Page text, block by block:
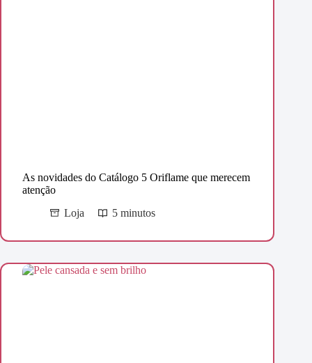
As novidades do Catálogo 5 Oriflame que merecem
atenção
Loja
5 minutos